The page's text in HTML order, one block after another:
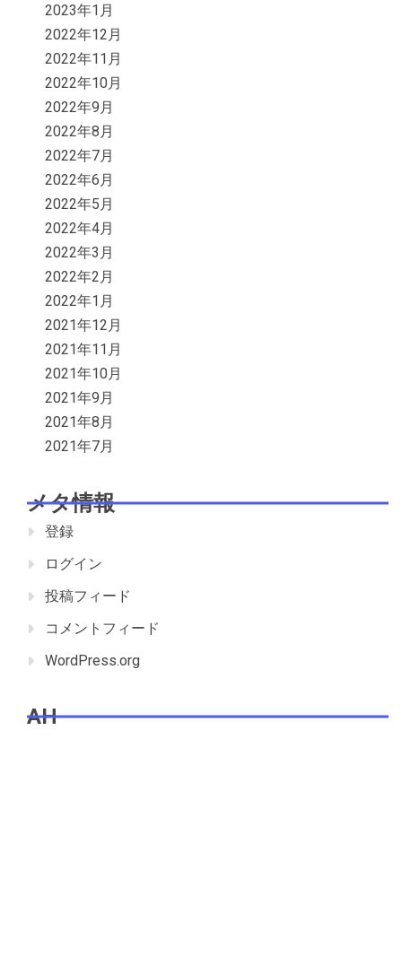
2023年1月
2022年12月
2022年11月
2022年10月
2022年9月
2022年8月
2022年7月
2022年6月
2022年5月
2022年4月
2022年3月
2022年2月
2022年1月
2021年12月
2021年11月
2021年10月
2021年9月
2021年8月
2021年7月
メタ情報
登録
ログイン
投稿フィード
コメントフィード
WordPress.org
AH